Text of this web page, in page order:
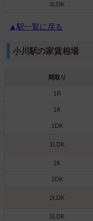
3LDK
▲駅一覧に戻る
小川駅の家賃相場
間取り
1R
1K
1DK
1LDK
2K
2DK
2LDK
3LDK